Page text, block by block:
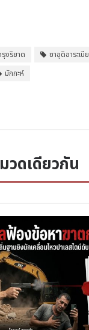
รุงริยาด ซาอุดิอาระเบีย
มักกะห์
วดเดียวกัน